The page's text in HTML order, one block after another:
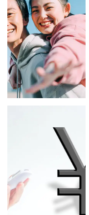
物件の最新情報
プレジオシリーズの特徴
プレミアムフロア 限定の
ご契約・ご入居後のサ
物件リクエスト